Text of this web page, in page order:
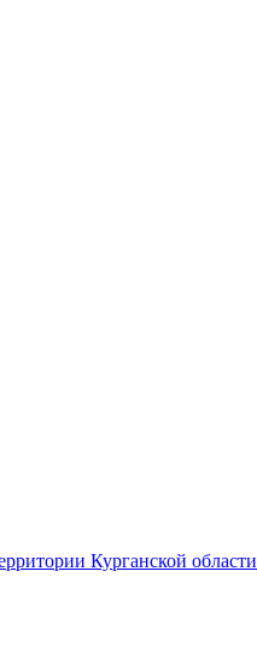
Курганской области